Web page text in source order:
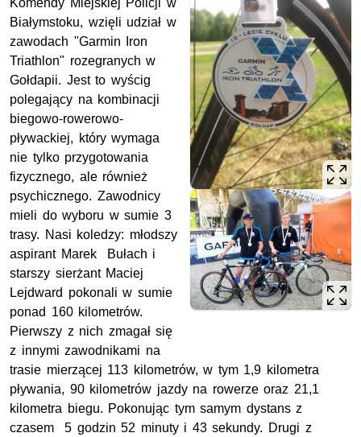
Komendy Miejskiej Policji w
Białymstoku, wzięli udział w
zawodach "Garmin Iron
Triathlon" rozegranych w
Gołdapii. Jest to wyścig
polegający na kombinacji
biegowo-rowerowo-
pływackiej, który wymaga
nie tylko przygotowania
fizycznego, ale również
psychicznego. Zawodnicy
mieli do wyboru w sumie 3
trasy. Nasi koledzy: młodszy
aspirant Marek Bułach i
starszy sierżant Maciej
Lejdward pokonali w sumie
ponad 160 kilometrów.
Pierwszy z nich zmagał się
z innymi zawodnikami na
trasie mierzącej 113 kilometrów, w tym 1,9 kilometra
pływania, 90 kilometrów jazdy na rowerze oraz 21,1
kilometra biegu. Pokonując tym samym dystans z
czasem 5 godzin 52 minuty i 43 sekundy. Drugi z